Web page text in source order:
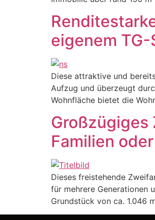
eigenem
Diese attraktive und
Aufzug und überzeugt
Wohnfläche bietet die
Großzügiges
Familien
Dieses freistehende
für mehrere Generationen
Grundstück von ca. 1.046